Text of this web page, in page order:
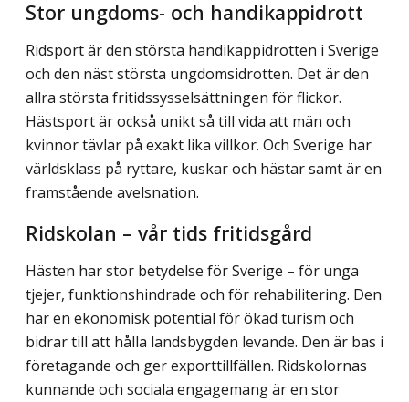
Stor ungdoms- och handikappidrott
Ridsport är den största handikappidrotten i Sverige
och den näst största ungdomsidrotten. Det är den
allra största fritidssysselsättningen för flickor.
Hästsport är också unikt så till vida att män och
kvinnor tävlar på exakt lika villkor. Och Sverige har
världsklass på ryttare, kuskar och hästar samt är en
framstående avelsnation.
Ridskolan – vår tids fritidsgård
Hästen har stor betydelse för Sverige – för unga
tjejer, funktionshindrade och för rehabilitering. Den
har en ekonomisk potential för ökad turism och
bidrar till att hålla landsbygden levande. Den är bas i
företagande och ger exporttillfällen. Ridskolornas
kunnande och sociala engagemang är en stor